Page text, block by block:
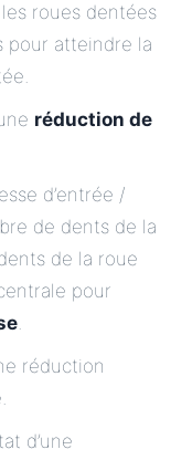
roues dentées
pour atteindre la
réduction de
d’entrée /
de dents de la
de la roue
pour
.
réduction
d’une